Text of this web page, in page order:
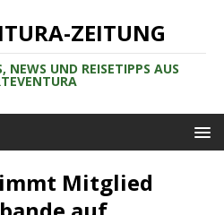
ZEITUNG
NEWS UND REISETIPPS AUS
Mitglied